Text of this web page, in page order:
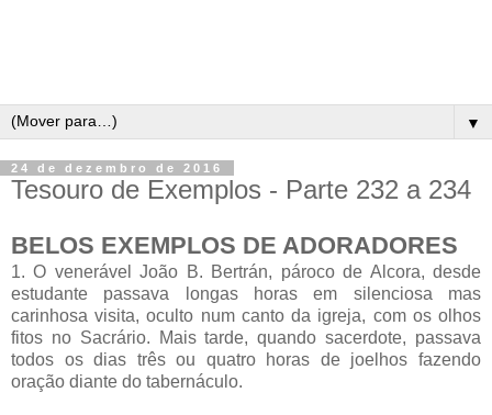
▼
24 de dezembro de 2016
Tesouro de Exemplos - Parte 232 a 234
BELOS EXEMPLOS DE ADORADORES
1. O venerável João B. Bertrán, pároco de Alcora, desde
estudante passava longas horas em silenciosa mas
carinhosa visita, oculto num canto da igreja, com os olhos
fitos no Sacrário. Mais tarde, quando sacerdote, passava
todos os dias três ou quatro horas de joelhos fazendo
oração diante do tabernáculo.